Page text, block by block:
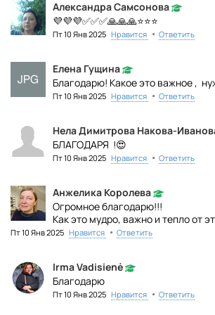
Александра Самсонова
💜💜💜✅✅✅🙏🙏🙏⭐⭐⭐
Пт 10 Янв 2025 Нравится • Ответить
Елена Гущина
Благодарю! Какое это важное ,
Пт 10 Янв 2025 Нравится • Ответить
Нела Димитрова Накова-
БЛАГОДАРЯ !😍
Пт 10 Янв 2025 Нравится • Ответить
Анжелика Королева
Огромное благодарю!!!
Как это мудро, важно и тепло от
Пт 10 Янв 2025 Нравится • Ответить
Irma Vadisienė
Благодарю
Пт 10 Янв 2025 Нравится • Ответить